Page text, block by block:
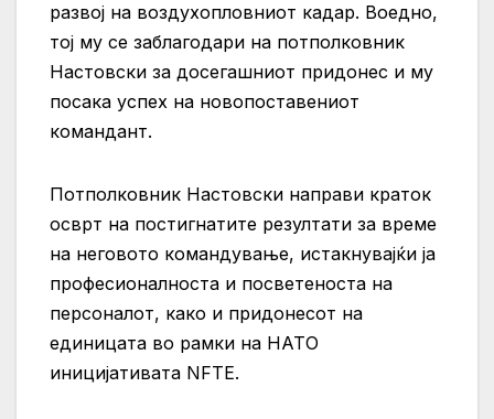
развој на воздухопловниот кадар. Воедно,
тој му се заблагодари на потполковник
Настовски за досегашниот придонес и му
посака успех на новопоставениот
командант.
Потполковник Настовски направи краток
осврт на постигнатите резултати за време
на неговото командување, истакнувајќи ја
професионалноста и посветеноста на
персоналот, како и придонесот на
единицата во рамки на НАТО
иницијативата NFTE.